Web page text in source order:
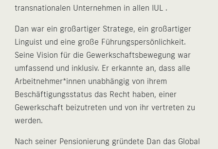
transnationalen Unternehmen in allen IUL .
Dan war ein großartiger Stratege, ein großartiger
Linguist und eine große Führungspersönlichkeit.
Seine Vision für die Gewerkschaftsbewegung war
umfassend und inklusiv. Er erkannte an, dass alle
Arbeitnehmer*innen unabhängig von ihrem
Beschäftigungsstatus das Recht haben, einer
Gewerkschaft beizutreten und von ihr vertreten zu
werden.
Nach seiner Pensionierung gründete Dan das Global